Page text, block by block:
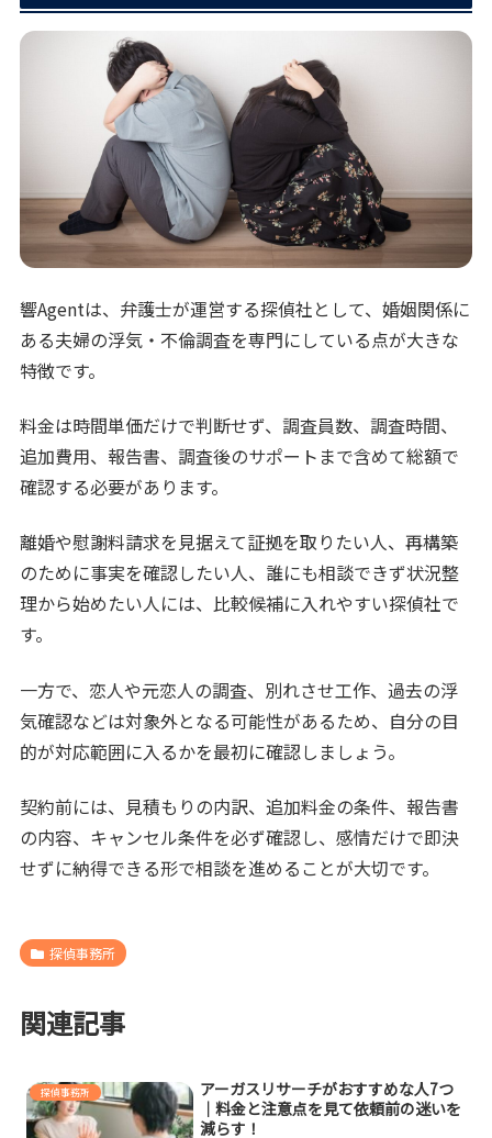
響Agentは、弁護士が運営する探偵社として、婚姻関係に
ある夫婦の浮気・不倫調査を専門にしている点が大きな
特徴です。
料金は時間単価だけで判断せず、調査員数、調査時間、
追加費用、報告書、調査後のサポートまで含めて総額で
確認する必要があります。
離婚や慰謝料請求を見据えて証拠を取りたい人、再構築
のために事実を確認したい人、誰にも相談できず状況整
理から始めたい人には、比較候補に入れやすい探偵社で
す。
一方で、恋人や元恋人の調査、別れさせ工作、過去の浮
気確認などは対象外となる可能性があるため、自分の目
的が対応範囲に入るかを最初に確認しましょう。
契約前には、見積もりの内訳、追加料金の条件、報告書
の内容、キャンセル条件を必ず確認し、感情だけで即決
せずに納得できる形で相談を進めることが大切です。
探偵事務所
関連記事
探偵事務所
アーガスリサーチがおすすめな人7つ
｜料金と注意点を見て依頼前の迷いを
減らす！